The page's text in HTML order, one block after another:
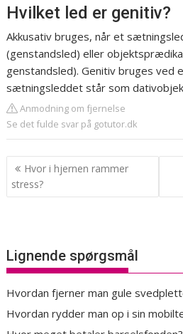
Hvilket led er genitiv?
Akkusativ bruges, når et
(genstandsled) eller
genstandsled). Genitiv bruges ved
sætningsleddet står som
Anmodning om fjernelse
Se det fulde svar på gotutor.dk
Indlægsnavigation
Hvor i hjernen rammer
stress?
Lignende spørgsmål
Hvordan fjerner man gule
Hvordan rydder man op i sin